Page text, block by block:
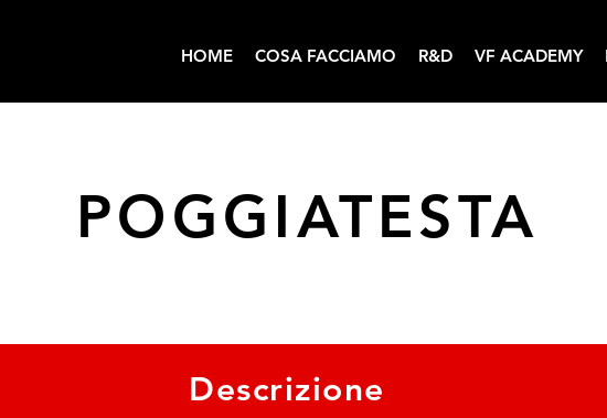
HOME COSA FACCIAMO R&D VF ACADEMY
POGGIATESTA
Descrizione